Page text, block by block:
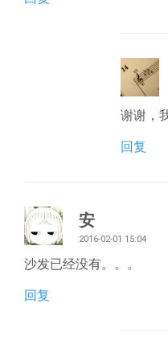
谢谢，
回复
安
2016-02-01 15:04
沙发已经没有。。。
回复